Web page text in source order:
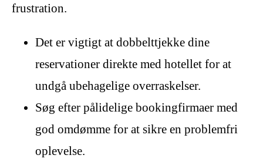
frustration.
Det er vigtigt at dobbelttjekke dine
reservationer direkte med hotellet for at
undgå ubehagelige overraskelser.
Søg efter pålidelige bookingfirmaer med
god omdømme for at sikre en problemfri
oplevelse.